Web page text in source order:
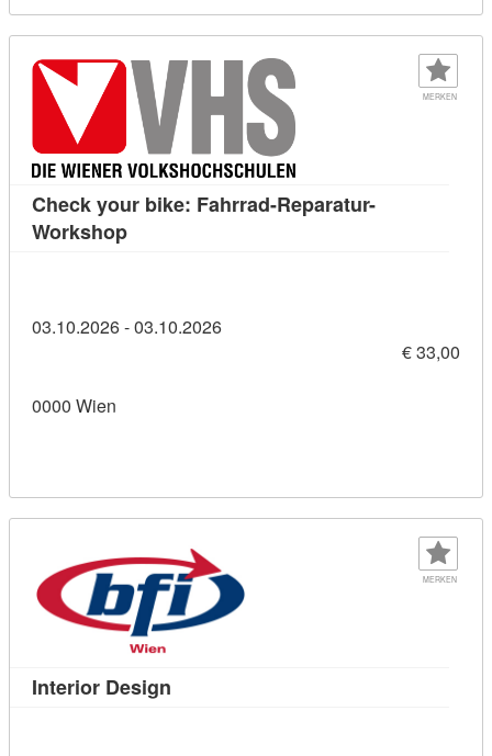
MERKEN
Check your bike: Fahrrad-Reparatur-
WorkshopKursdetail: Check your bike: Fahrrad-
03.10.2026 - 03.10.2026
€ 33,00
0000 Wien
MERKEN
Interior Design